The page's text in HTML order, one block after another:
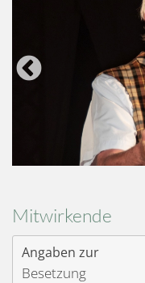
Mitwirkende
Angaben zur
Besetzung